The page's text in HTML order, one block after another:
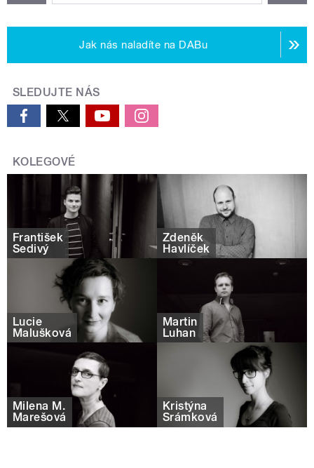
Jak nás naladíte na DABu
SLEDUJTE NÁS
KOLEGOVÉ
František
Šedivý
Zdeněk
Havlíček
Lucie
Malušková
Martin
Luhan
Milena M.
Marešová
Kristýna
Šrámková